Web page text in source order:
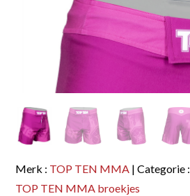
Merk : TOP TEN MMA | Categorie :
TOP TEN MMA broekjes